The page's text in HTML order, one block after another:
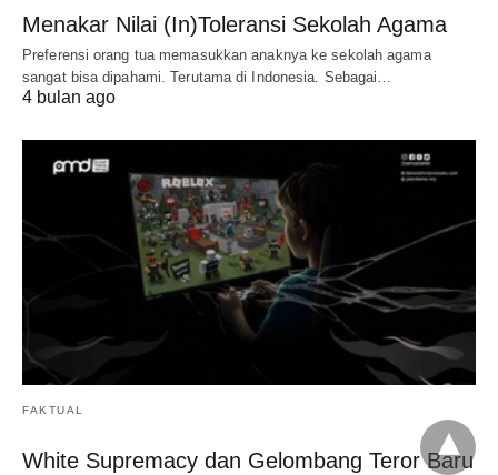
Menakar Nilai (In)Toleransi Sekolah Agama
Preferensi orang tua memasukkan anaknya ke sekolah agama
sangat bisa dipahami. Terutama di Indonesia. Sebagai…
4 bulan ago
FAKTUAL
White Supremacy dan Gelombang Teror Baru